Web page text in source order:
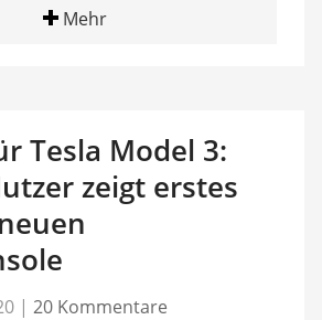
Mehr
Tesla Model 3:
zeigt erstes
| 20 Kommentare